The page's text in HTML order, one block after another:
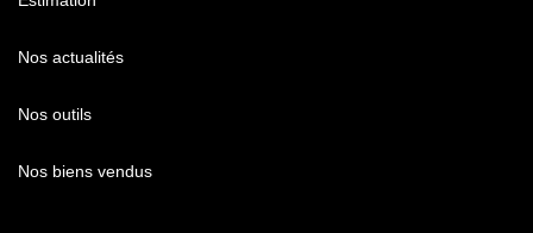
Nos actualités
Nos outils
Nos biens vendus